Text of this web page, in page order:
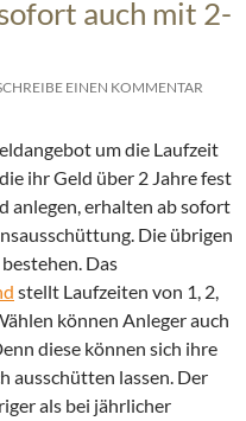
auch mit 2-
EINEN KOMMENTAR
um die Laufzeit
ihr Geld über 2 Jahre fest
anlegen, erhalten ab sofort
Die übrigen
Das
stellt Laufzeiten von 1, 2,
können Anleger auch
diese können sich ihre
ausschütten lassen. Der
als bei jährlicher